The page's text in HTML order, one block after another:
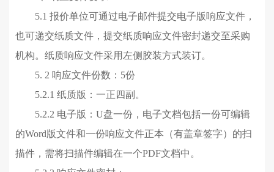
5.1 报价单位可通过电子邮件提交电子版响应文件，
也可递交纸质文件，提交纸质响应文件密封递交至采购
机构。纸质响应文件采用左侧胶装方式装订。
5. 2 响应文件份数：5份
5.2.1 纸质版：一正四副。
5.2.2 电子版：U盘一份，电子文档包括一份可编辑
的Word版文件和一份响应文件正本（有盖章签字）的扫
描件，需将扫描件编辑在一个PDF文档中。